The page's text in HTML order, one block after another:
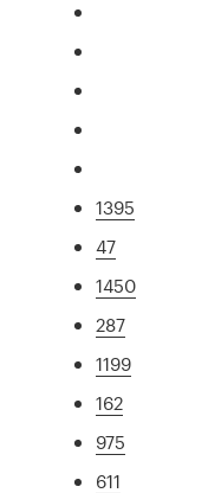
1395
47
1450
287
1199
162
975
611